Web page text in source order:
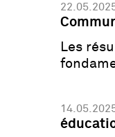
Les